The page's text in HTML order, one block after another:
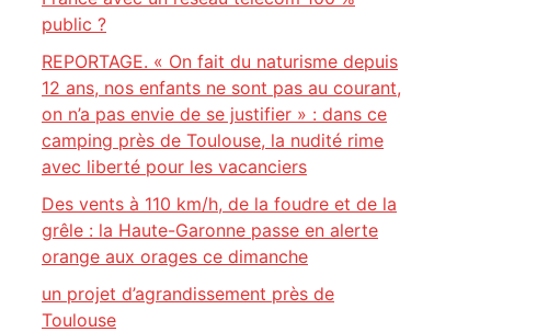
public ?
REPORTAGE. « On fait du naturisme depuis
12 ans, nos enfants ne sont pas au courant,
on n’a pas envie de se justifier » : dans ce
camping près de Toulouse, la nudité rime
avec liberté pour les vacanciers
Des vents à 110 km/h, de la foudre et de la
grêle : la Haute-Garonne passe en alerte
orange aux orages ce dimanche
un projet d’agrandissement près de
Toulouse